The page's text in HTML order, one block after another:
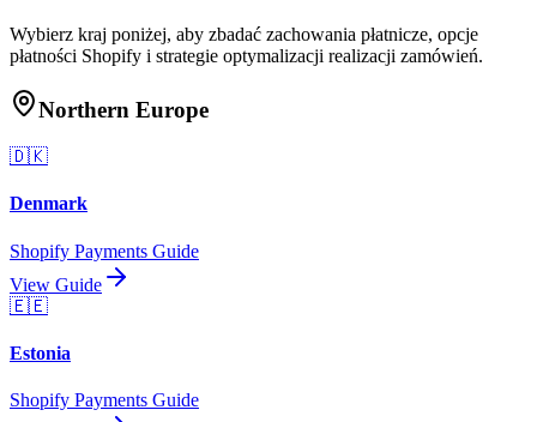
Wybierz kraj poniżej, aby zbadać zachowania płatnicze, opcje
płatności Shopify i strategie optymalizacji realizacji zamówień.
Northern Europe
🇩🇰
Denmark
Shopify Payments Guide
View Guide
🇪🇪
Estonia
Shopify Payments Guide